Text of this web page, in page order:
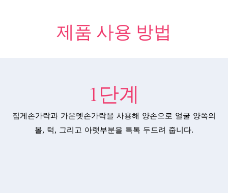
제품 사용 방법
1단계
집게손가락과 가운뎃손가락을 사용해 양손으로 얼굴 양쪽의
볼, 턱, 그리고 아랫부분을 톡톡 두드려 줍니다.